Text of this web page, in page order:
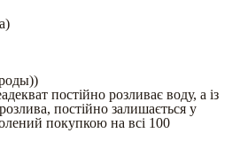
)
)
постійно розливає воду, а із
постійно залишається у
покупкою на всі 100